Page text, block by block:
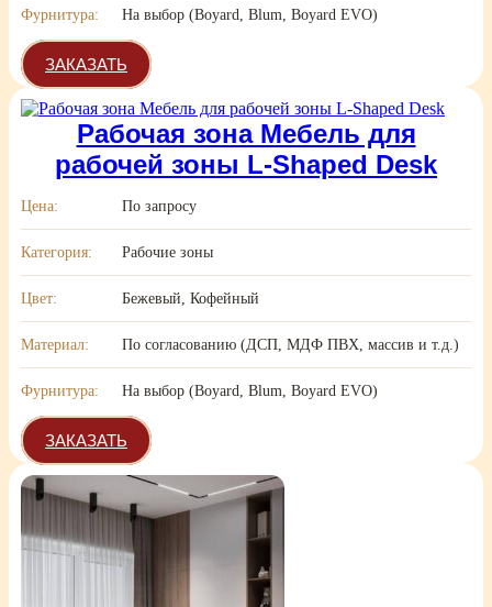
Фурнитура: На выбор (Boyard, Blum, Boyard EVO)
ЗАКАЗАТЬ
Рабочая зона Мебель для
рабочей зоны L-Shaped Desk
Цена: По запросу
Категория: Рабочие зоны
Цвет: Бежевый, Кофейный
Материал: По согласованию (ДСП, МДФ ПВХ, массив и т.д.)
Фурнитура: На выбор (Boyard, Blum, Boyard EVO)
ЗАКАЗАТЬ